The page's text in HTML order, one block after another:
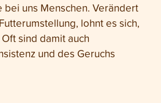
bei uns Menschen. Verändert
lohnt es sich,
sind damit auch
und des Geruchs